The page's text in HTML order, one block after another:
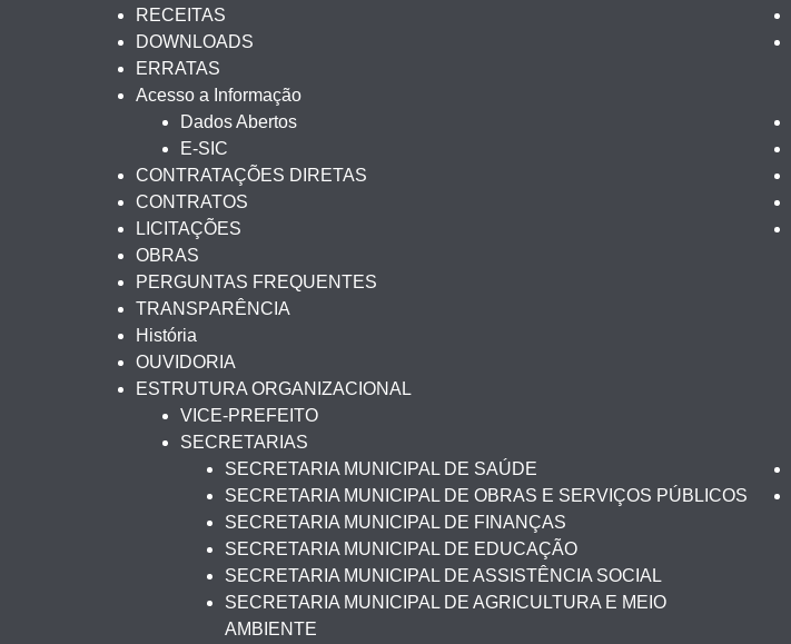
RECEITAS
DOWNLOADS
ERRATAS
Acesso a Informação
Dados Abertos
E-SIC
CONTRATAÇÕES DIRETAS
CONTRATOS
LICITAÇÕES
OBRAS
PERGUNTAS FREQUENTES
TRANSPARÊNCIA
História
OUVIDORIA
ESTRUTURA ORGANIZACIONAL
VICE-PREFEITO
SECRETARIAS
SECRETARIA MUNICIPAL DE SAÚDE
SECRETARIA MUNICIPAL DE OBRAS E SERVIÇOS PÚBLICOS
SECRETARIA MUNICIPAL DE FINANÇAS
SECRETARIA MUNICIPAL DE EDUCAÇÃO
SECRETARIA MUNICIPAL DE ASSISTÊNCIA SOCIAL
SECRETARIA MUNICIPAL DE AGRICULTURA E MEIO
AMBIENTE